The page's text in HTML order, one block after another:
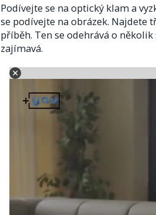
Podívejte se na optický klam a
se podívejte na obrázek. Najdete
příběh. Ten se odehrává o
zajímavá.